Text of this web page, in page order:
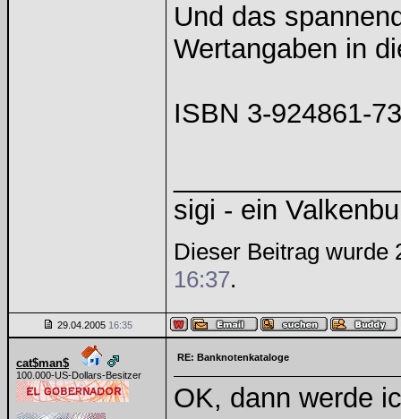
Und das
Wertangaben in
ISBN 3-924861-
sigi - ein
Dieser Beitrag wurde
16:37.
29.04.2005 16:35
cat$man$
100.000-US-Dollars-Besitzer
RE: Banknotenkataloge
OK, dann werde